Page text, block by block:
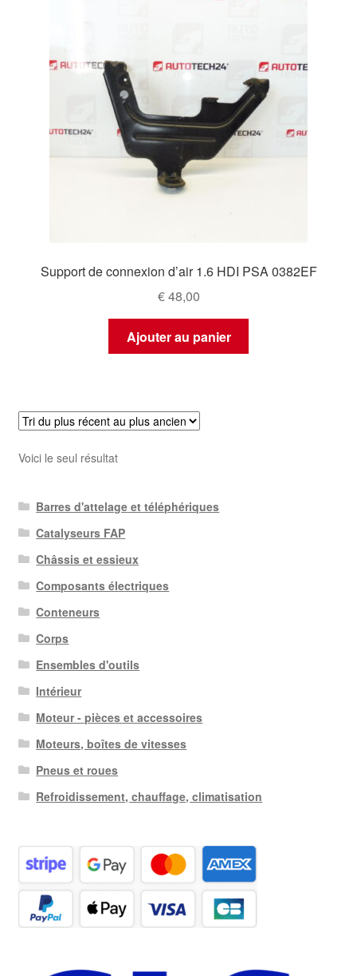
Support de connexion d’air 1.6 HDI PSA 0382EF
€48,00
Ajouter au panier
Voici le seul résultat
Barres d'attelage et téléphériques
Catalyseurs FAP
Châssis et essieux
Composants électriques
Conteneurs
Corps
Ensembles d'outils
Intérieur
Moteur - pièces et accessoires
Moteurs, boîtes de vitesses
Pneus et roues
Refroidissement, chauffage, climatisation